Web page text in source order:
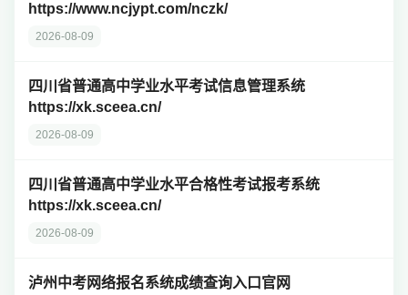
https://www.ncjypt.com/nczk/
2026-08-09
四川省普通高中学业水平考试信息管理系统
https://xk.sceea.cn/
2026-08-09
四川省普通高中学业水平合格性考试报考系统
https://xk.sceea.cn/
2026-08-09
泸州中考网络报名系统成绩查询入口官网